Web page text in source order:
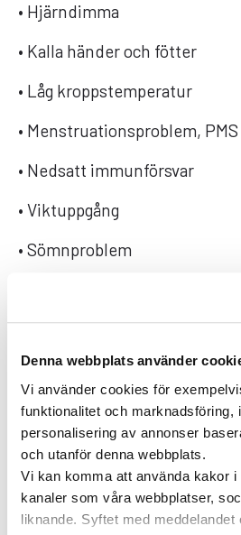
Denna webbplats använder
Vi använder cookies för
funktionalitet och marknadsföring,
personalisering av annonser
och utanför denna webbplats.
Vi kan komma att använda kakor i
kanaler som våra webbplatser,
liknande. Syftet med
• Hjärndimma
• Kalla händer och fötter
• Låg kroppstemperatur
• Menstruationsproblem, PMS
• Nedsatt immunförsvar
• Viktuppgång
• Sömnproblem
• Träningsintolerans
Detta kan Anna hjälpa dig
• Konkreta förslag på hur du
hälsa för att omgående
friskare liv
• Förslag på kost, träning och
för att på bästa sätt få din